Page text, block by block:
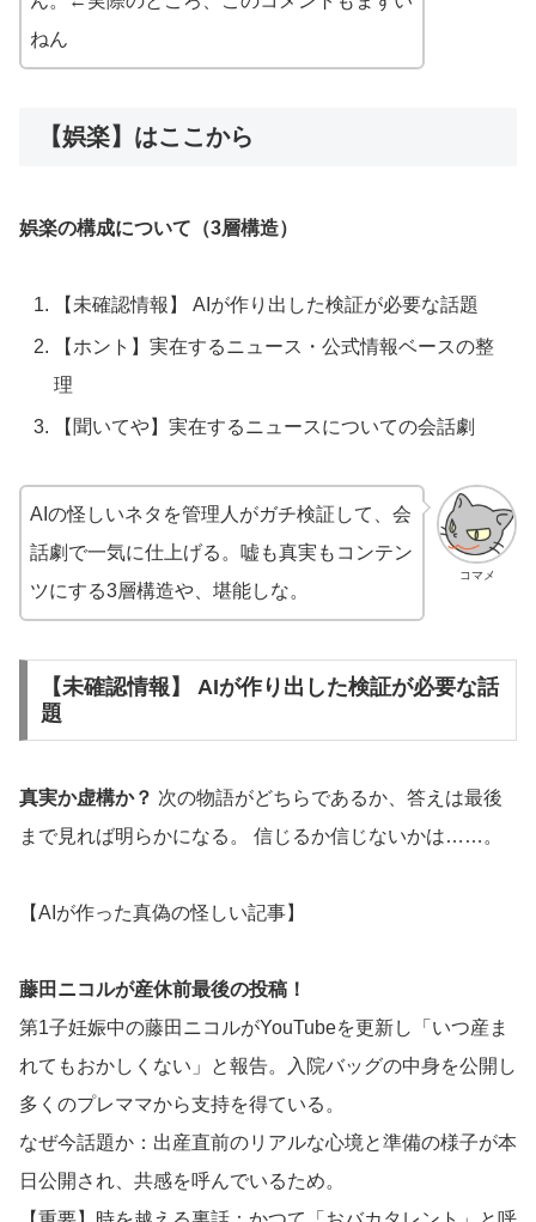
ねん
【娯楽】はここから
娯楽の構成について（3層構造）
【未確認情報】 AIが作り出した検証が必要な話題
【ホント】実在するニュース・公式情報ベースの整
理
【聞いてや】実在するニュースについての会話劇
コマメ
AIの怪しいネタを管理人がガチ検証して、会
話劇で一気に仕上げる。嘘も真実もコンテン
ツにする3層構造や、堪能しな。
【未確認情報】 AIが作り出した検証が必要な話
題
真実か虚構か？ 次の物語がどちらであるか、答えは最後
まで見れば明らかになる。 信じるか信じないかは……。
【AIが作った真偽の怪しい記事】
藤田ニコルが産休前最後の投稿！
第1子妊娠中の藤田ニコルがYouTubeを更新し「いつ産ま
れてもおかしくない」と報告。入院バッグの中身を公開し
多くのプレママから支持を得ている。
なぜ今話題か：出産直前のリアルな心境と準備の様子が本
日公開され、共感を呼んでいるため。